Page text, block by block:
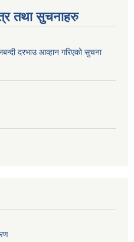
तथा सुचनाहरु
दरभाउ आव्हान गरिएको सुचना